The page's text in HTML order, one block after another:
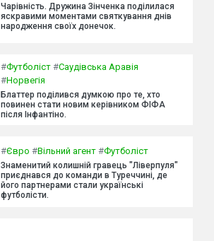
Чарівність. Дружина Зінченка поділилася
яскравими моментами святкування днів
народження своїх донечок.
#Футболіст #Саудівська Аравія
#Норвегія
Блаттер поділився думкою про те, хто
повинен стати новим керівником ФІФА
після Інфантіно.
#Євро #Вільний агент #Футболіст
Знаменитий колишній гравець "Ліверпуля"
приєднався до команди в Туреччині, де
його партнерами стали українські
футболісти.